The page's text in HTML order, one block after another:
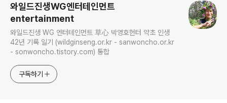
와일드진생WG엔터테인먼트
entertainment
와일드진생 WG 엔터테인먼트 草心 박영호헌터 약초 인생
42년 기록 일기 (wildginseng.or.kr - sanwoncho.or.kr
- sonwoncho.tistory.com) 통합
구독하기